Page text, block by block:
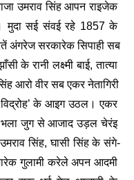
उमराव सिंह आपन राइजेक
मुदा सई संवई रहे 1857 के
अंगरेज सरकारेक सिपाही सब
के रानी लक्ष्मी बाई, तात्या
आरो वीर सब एकर नेतागिरी
के आइग उठल। एकर
भला जुग से आजाद उड़ल चेरंइ
सिंह, घासी सिंह के संगे-
गुलामी करेले अपन आदमी